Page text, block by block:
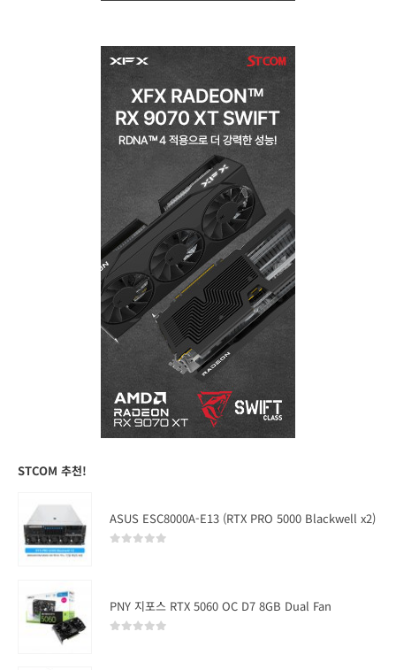
STCOM 추천!
ASUS ESC8000A-E13 (RTX PRO 5000 Blackwell x2)
PNY 지포스 RTX 5060 OC D7 8GB Dual Fan